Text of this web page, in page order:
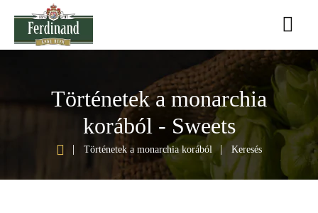
Történetek a monarchia
korából - Sweets
Történetek a monarchia korából Keresés